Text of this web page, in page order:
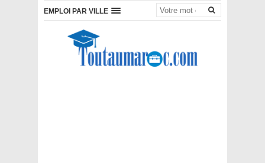
EMPLOI PAR VILLE